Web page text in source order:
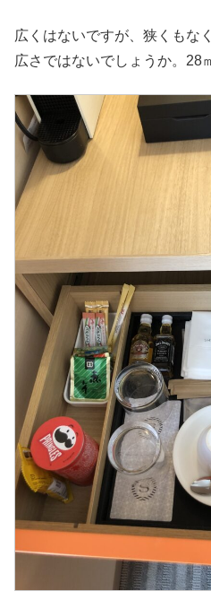
広くはないですが、狭くもな
広さではないでしょうか。28